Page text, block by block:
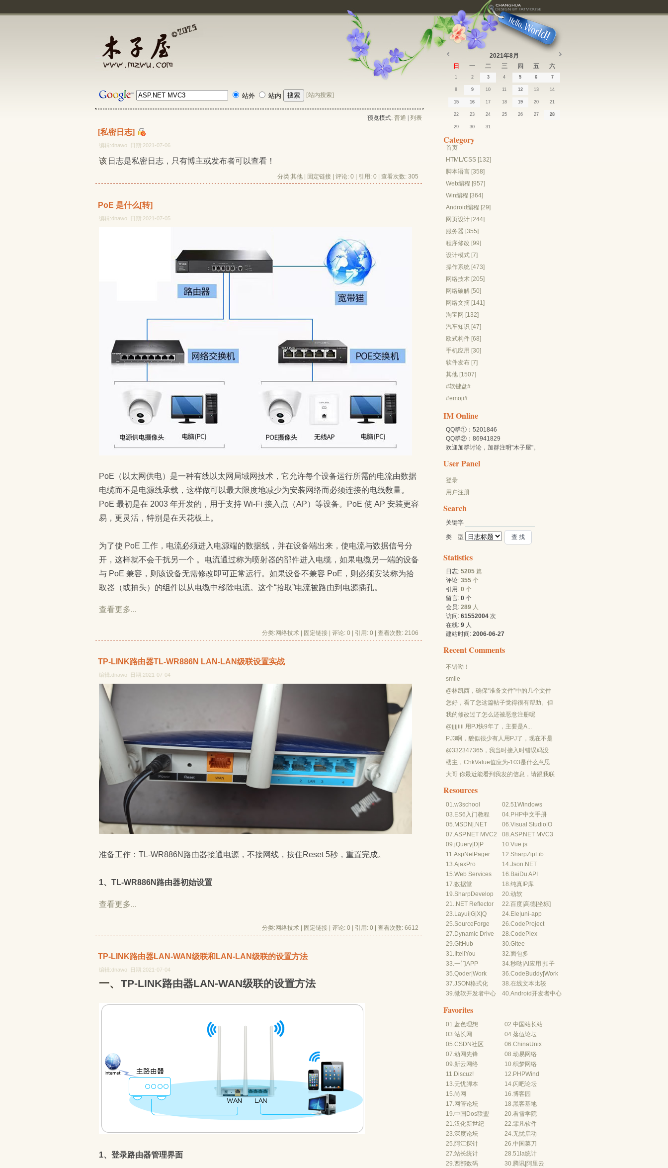
站外 站内 [站内搜索]
预览模式: 普通 列表
[私密日志]
编辑:dnawo 日期:2021-07-06
该日志是私密日志，只有博主或发布者可以查看！
分类:其他 固定链接 评论: 0 | 引用: 0 | 查看次数: 305
PoE 是什么[转]
编辑:dnawo 日期:2021-07-05
PoE（以太网供电）是一种有线以太网局域网技术，它允许每个设备运行所需的电流由数据
电缆而不是电源线承载，这样做可以最大限度地减少为安装网络而必须连接的电线数量。
PoE 最初是在 2003 年开发的，用于支持 Wi-Fi 接入点（AP）等设备。PoE 使 AP 安装更容
易，更灵活，特别是在天花板上。
为了使 PoE 工作，电流必须进入电源端的数据线，并在设备端出来，使电流与数据信号分
开，这样就不会干扰另一个 。电流通过称为喷射器的部件进入电缆，如果电缆另一端的设备
与 PoE 兼容，则该设备无需修改即可正常运行。如果设备不兼容 PoE，则必须安装称为拾
取器（或抽头）的组件以从电缆中移除电流。这个“拾取”电流被路由到电源插孔。
查看更多...
分类:网络技术 固定链接 评论: 0 | 引用: 0 | 查看次数: 2106
TP-LINK路由器TL-WR886N LAN-LAN级联设置实战
编辑:dnawo 日期:2021-07-04
准备工作：TL-WR886N路由器接通电源，不接网线，按住Reset 5秒，重置完成。
1、TL-WR886N路由器初始设置
查看更多...
分类:网络技术 固定链接 评论: 0 | 引用: 0 | 查看次数: 6612
TP-LINK路由器LAN-WAN级联和LAN-LAN级联的设置方法
编辑:dnawo 日期:2021-07-04
一、TP-LINK路由器LAN-WAN级联的设置方法
1、登录路由器管理界面
2021年8月
日
一 二 三 四 五 六
1 2 3 4 5 6 7
8 9 10 11 12 13 14
15 16 17 18 19 20 21
22 23 24 25 26 27 28
29 30 31
Category
首页
HTML/CSS [132]
脚本语言 [358]
Web编程 [957]
Win编程 [364]
Android编程 [29]
网页设计 [244]
服务器 [355]
程序修改 [99]
设计模式 [7]
操作系统 [473]
网络技术 [205]
网络破解 [50]
网络文摘 [141]
淘宝网 [132]
汽车知识 [47]
欧式构件 [68]
手机应用 [30]
软件发布 [7]
其他 [1507]
#软键盘#
#emoji#
IM Online
QQ群①：5201846
QQ群②：86941829
欢迎加群讨论，加群注明"木子屋"。
User Panel
登录
用户注册
Search
关键字
类 型
Statistics
日志: 5205 篇
评论: 355 个
引用: 0 个
留言: 0 个
会员: 289 人
访问: 61552004 次
在线: 9 人
建站时间: 2006-06-27
Recent Comments
不错呦！
smile
@林凯西，确保“准备文件”中的几个文件
都有安装，S...
您好，看了您这篇帖子觉得很有帮助。但
是有个问题想请...
我的修改过了怎么还被恶意注册呢
@jjjjiiii 用PJ快9年了，主要是A...
PJ3啊，貌似很少有人用PJ了，现在不是
WP就是z...
@332347365，我当时接入时错误码没
有-10...
楼主，ChkValue值应为-103是什么意思
呢？...
大哥 你最近能看到我发的信息，请跟我联
Resources
01.w3school 02.51Windows
03.ES6入门教程 04.PHP中文手册
05.MSDN .NET 06.Visual Studio O
07.ASP.NET MVC2 08.ASP.NET MVC3
09.jQuery D P 10.Vue.js
11.AspNetPager 12.SharpZipLib
13.AjaxPro 14.Json.NET
15.Web Services 16.BaiDu API
17.数据堂 18.纯真IP库
19.SharpDevelop 20.动软
21..NET Reflector 22.百度 高德[坐标]
23.Layui G X Q 24.Ele uni-app
25.SourceForge 26.CodeProject
27.Dynamic Drive 28.CodePlex
29.GitHub 30.Gitee
31. IItellYou 32.面包多
33.一门APP 34.秒哒 AI应用 扣子
35.Qoder Work 36.CodeBuddy Work
37.JSON格式化 38.在线文本比较
39.微软开发者中心 40.Android开发者中心
Favorites
01.蓝色理想 02.中国站长站
03.站长网 04.落伍论坛
05.CSDN社区 06.ChinaUnix
07.动网先锋 08.动易网络
09.新云网络 10.织梦网络
11.Discuz! 12.PHPWind
13.无忧脚本 14.闪吧论坛
15.尚网 16.博客园
17.网管论坛 18.黑客基地
19.中国Dos联盟 20.看雪学院
21.汉化新世纪 22.霏凡软件
23.深度论坛 24.无忧启动
25.阿江探针 26.中国菜刀
27.站长统计 28.51la统计
29.西部数码 30.腾讯 阿里云